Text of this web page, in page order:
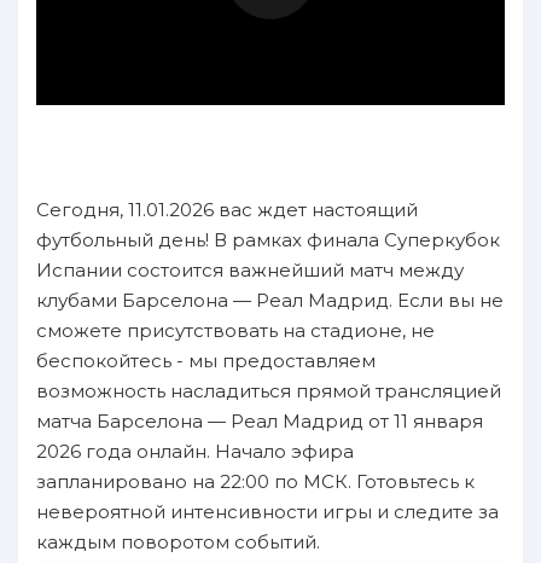
Сегодня, 11.01.2026 вас ждет настоящий
футбольный день! В рамках финала Суперкубок
Испании состоится важнейший матч между
клубами Барселона — Реал Мадрид. Если вы не
сможете присутствовать на стадионе, не
беспокойтесь - мы предоставляем
возможность насладиться прямой трансляцией
матча Барселона — Реал Мадрид от 11 января
2026 года онлайн. Начало эфира
запланировано на 22:00 по МСК. Готовьтесь к
невероятной интенсивности игры и следите за
каждым поворотом событий.